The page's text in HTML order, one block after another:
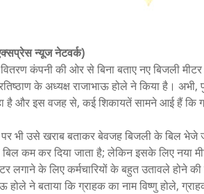
न्यूज नेटवर्क)
वितरण कंपनी की ओर से बिना बताए नए बिजली
के अध्यक्ष राजाभाऊ होले ने किया है।
है और इस वजह से, कई शिकायतें सामने आई हैं कि
पर भी उसे खराब बताकर बेवजह बिजली के बिल
बिल कम कर दिया जाता है; लेकिन इसके लिए नया
लगाने के लिए कर्मचारियों के बहुत उतावले होने
होले ने बताया कि ग्राहक का नाम विष्णु होले,